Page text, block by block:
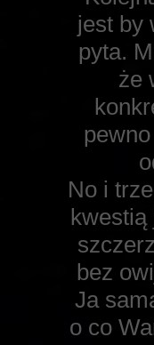
jest by
pyta.
że
No i
kwestią
bez
Ja
o co